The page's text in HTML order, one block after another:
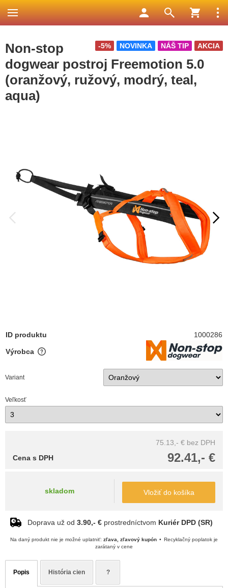
AKCIA
NÁŠ TIP
NOVINKA
-5%
Non-stop
dogwear postroj Freemotion 5.0
(oranžový, ružový, modrý, teal,
aqua)
ID produktu 1000286
Výrobca
Variant
Veľkosť
75.13,- € bez DPH
92.41,- €
Cena s DPH
skladom Vložiť do košíka
Doprava už od 3.90,- € prostredníctvom Kuriér DPD (SR)
Na daný produkt nie je možné uplatniť: zľava, zľavový kupón
Recyklačný poplatok je
zarátaný v cene
Popis História cien ?